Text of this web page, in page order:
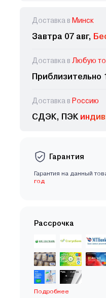
Доставка в Минск
Завтра 07 авг,
Доставка в Любую
Приблизительно
Доставка в Россию
СДЭК, ПЭК
Гарантия
Гарантия на данный
год
Рассрочка
Подробнее